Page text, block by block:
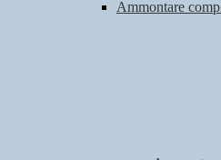
Ammontare